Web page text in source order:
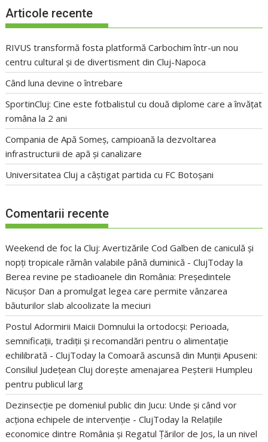
Articole recente
RIVUS transformă fosta platformă Carbochim într-un nou
centru cultural și de divertisment din Cluj-Napoca
Când luna devine o întrebare
SportinCluj: Cine este fotbalistul cu două diplome care a învățat
româna la 2 ani
Compania de Apă Someș, campioană la dezvoltarea
infrastructurii de apă și canalizare
Universitatea Cluj a câștigat partida cu FC Botoșani
Comentarii recente
Weekend de foc la Cluj: Avertizările Cod Galben de caniculă și
nopți tropicale rămân valabile până duminică - ClujToday la
Berea revine pe stadioanele din România: Președintele
Nicușor Dan a promulgat legea care permite vânzarea
băuturilor slab alcoolizate la meciuri
Postul Adormirii Maicii Domnului la ortodocși: Perioada,
semnificații, tradiții și recomandări pentru o alimentație
echilibrată - ClujToday laComoară ascunsă din Munții Apuseni:
Consiliul Județean Cluj dorește amenajarea Peșterii Humpleu
pentru publicul larg
Dezinsecție pe domeniul public din Jucu: Unde și când vor
acționa echipele de intervenție - ClujToday la Relațiile
economice dintre România și Regatul Țărilor de Jos, la un nivel